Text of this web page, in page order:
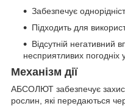
Забезпечує
Підходить для
Відсутній негативний
несприятливих погодніх
Механізм дії
АБСОЛЮТ забезпечує
рослин, які передаються